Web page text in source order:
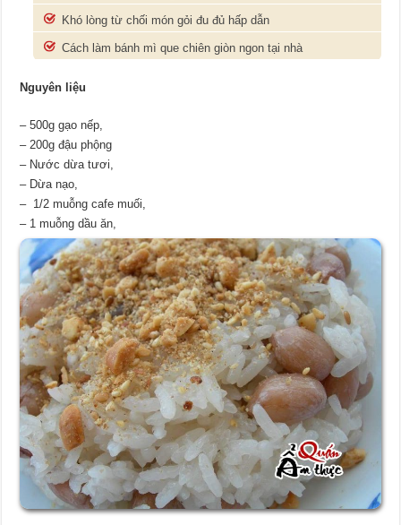
Khó lòng từ chối món gỏi đu đủ hấp dẫn
Cách làm bánh mì que chiên giòn ngon tại nhà
Nguyên liệu
– 500g gạo nếp,
– 200g đậu phộng
– Nước dừa tươi,
– Dừa nạo,
– 1/2 muỗng cafe muối,
– 1 muỗng dầu ăn,